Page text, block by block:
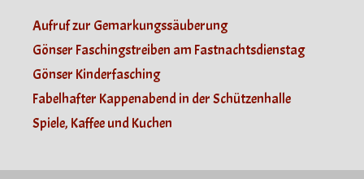
Aufruf zur Gemarkungssäuberung
Gönser Faschingstreiben am Fastnachtsdienstag
Gönser Kinderfasching
Fabelhafter Kappenabend in der Schützenhalle
Spiele, Kaffee und Kuchen